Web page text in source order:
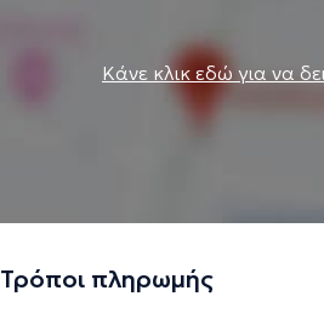
Κάνε κλικ εδώ για να
Τρόποι πληρωμής